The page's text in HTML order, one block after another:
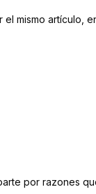
artículo,
por razones